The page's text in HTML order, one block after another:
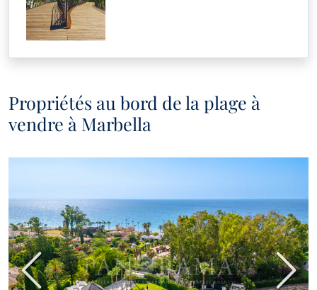
Propriétés au bord de la plage à
vendre à Marbella
Précédent